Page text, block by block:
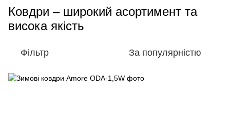
Ковдри – широкий асортимент та
висока якість
Фільтр За популярністю